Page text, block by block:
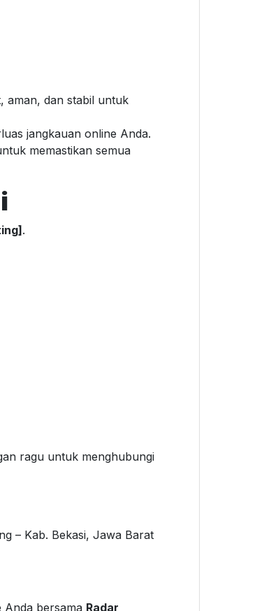
aman, dan stabil untuk
jangkauan online Anda.
memastikan semua
.
ragu untuk menghubungi
– Kab. Bekasi, Jawa Barat
bersama Radar